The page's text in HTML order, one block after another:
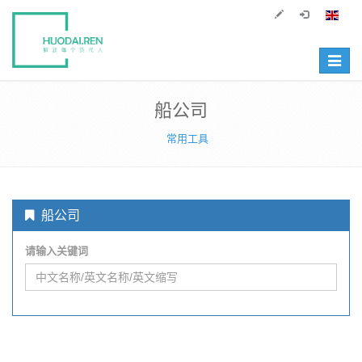
Toggle
船公司
常用工具
船公司
请输入关键词